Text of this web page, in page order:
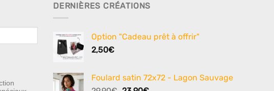
DERNIÈRES CRÉATIONS
Option "Cadeau prêt à offrir"
2,50€
Foulard satin 72x72 - Lagon Sauvage